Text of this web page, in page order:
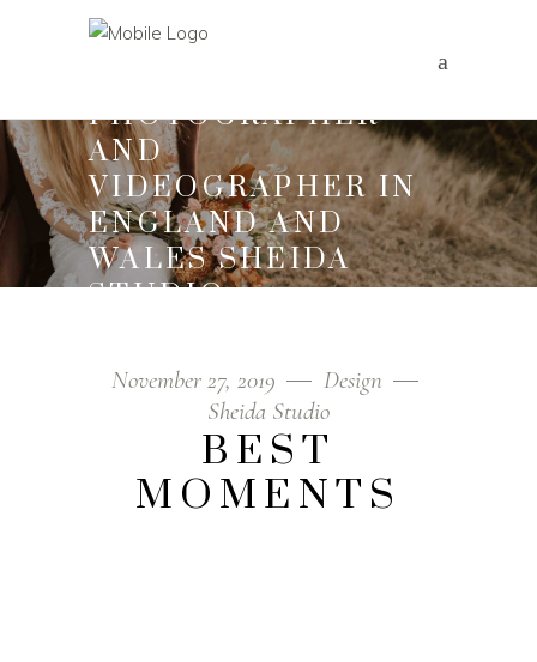
PHOTOGRAPHER
AND
VIDEOGRAPHER IN
ENGLAND AND
WALES SHEIDA
STUDIO
November 27, 2019
Design
Sheida Studio
BEST
MOMENTS